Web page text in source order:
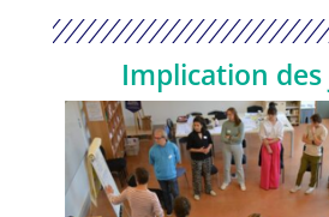
Implication